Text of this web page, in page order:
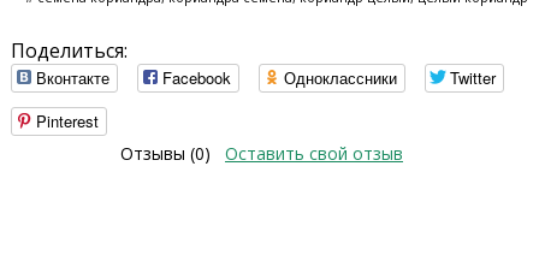
Поделиться:
Вконтакте Facebook Одноклассники
Twitter
Pinterest
Отзывы (0)
Оставить свой отзыв